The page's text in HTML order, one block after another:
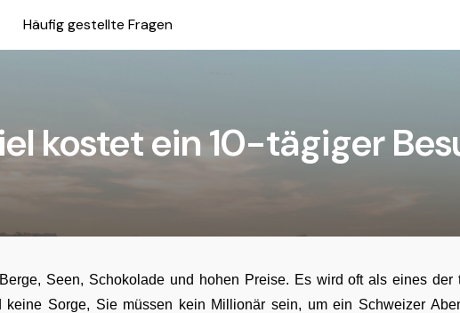
Häufig gestellte Fragen
kostet ein 10-tägiger
Seen, Schokolade und hohen Preise. Es wird oft als eines der
keine Sorge, Sie müssen kein Millionär sein, um ein Schweizer